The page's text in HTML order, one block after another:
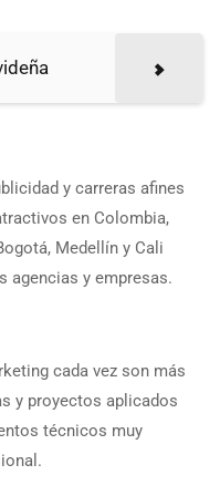
y carreras afines
en Colombia,
Medellín y Cali
agencias y empresas.
cada vez son más
y proyectos aplicados
técnicos muy